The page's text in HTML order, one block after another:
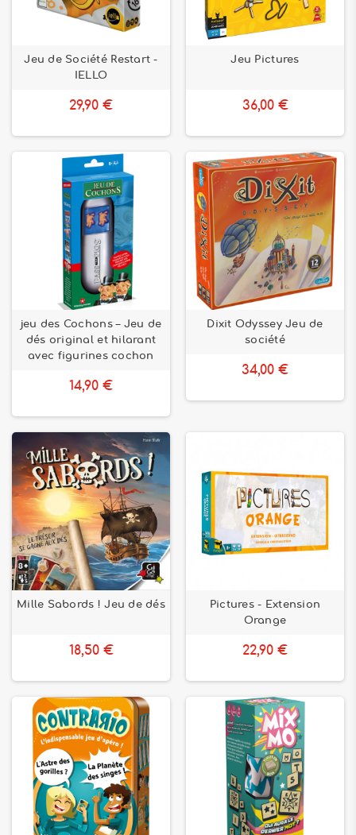
Jeu de Société Restart -
IELLO
29,90 €
Jeu Pictures
36,00 €
jeu des Cochons – Jeu de
dés original et hilarant
avec figurines cochon
14,90 €
Dixit Odyssey Jeu de
société
34,00 €
Mille Sabords ! Jeu de dés
18,50 €
Pictures - Extension
Orange
22,90 €